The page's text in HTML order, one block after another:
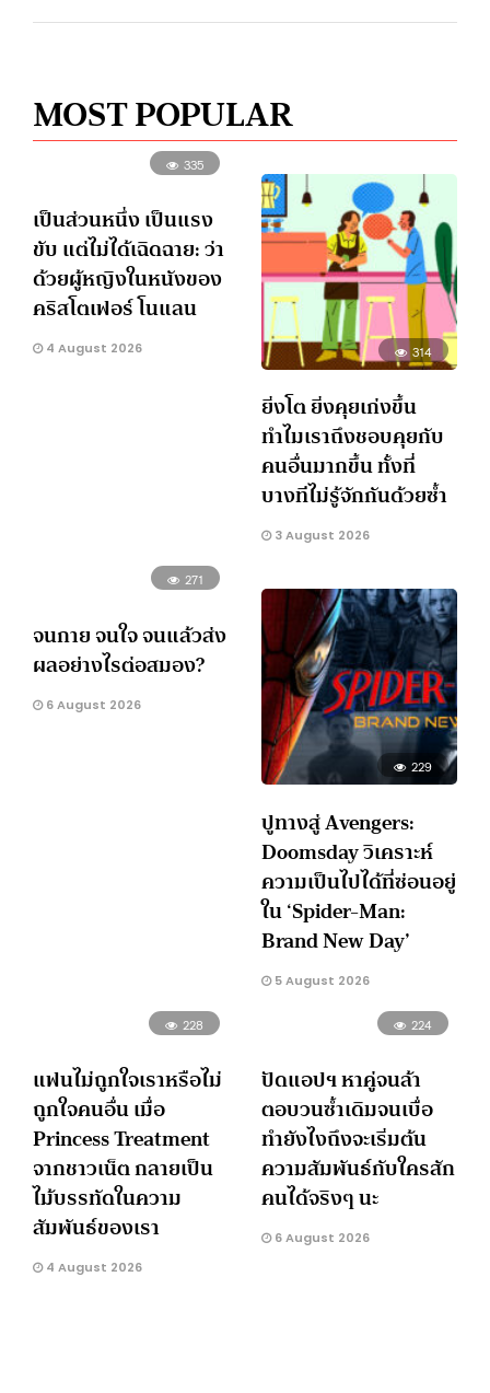
MOST POPULAR
335
เป็นส่วนหนึ่ง เป็นแรง
ขับ แต่ไม่ได้เฉิดฉาย: ว่า
ด้วยผู้หญิงในหนังของ
คริสโตเฟอร์ โนแลน
4 August 2026 314
ยิ่งโต ยิ่งคุยเก่งขึ้น
ทำไมเราถึงชอบคุยกับ
คนอื่นมากขึ้น ทั้งที่
บางทีไม่รู้จักกันด้วยซ้ำ
3 August 2026
271
จนกาย จนใจ จนแล้วส่ง
ผลอย่างไรต่อสมอง?
6 August 2026
229
ปูทางสู่ Avengers:
Doomsday วิเคราะห์
ความเป็นไปได้ที่ซ่อนอยู่
ใน ‘Spider-Man:
Brand New Day’
5 August 2026
228
แฟนไม่ถูกใจเราหรือไม่
ถูกใจคนอื่น เมื่อ
Princess Treatment
จากชาวเน็ต กลายเป็น
ไม้บรรทัดในความ
สัมพันธ์ของเรา
4 August 2026
224
ปัดแอปฯ หาคู่จนล้า
ตอบวนซ้ำเดิมจนเบื่อ
ทำยังไงถึงจะเริ่มต้น
ความสัมพันธ์กับใครสัก
คนได้จริงๆ นะ
6 August 2026